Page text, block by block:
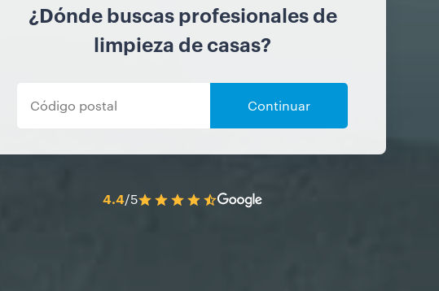
¿Dónde buscas profesionales de
limpieza de casas?
Continuar
4.4/5